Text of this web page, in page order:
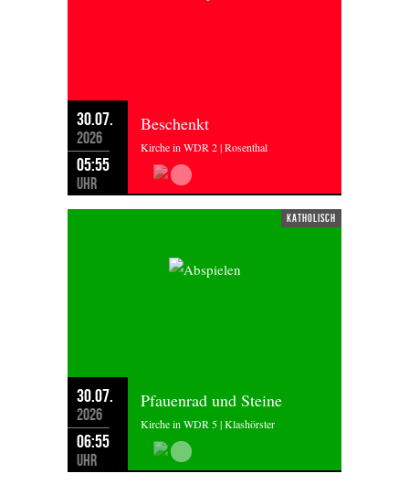
30.07.
2026
05:55
Uhr
Beschenkt
Kirche in WDR 2 | Rosenthal
katholisch
30.07.
2026
06:55
Uhr
Pfauenrad und Steine
Kirche in WDR 5 | Klashörster